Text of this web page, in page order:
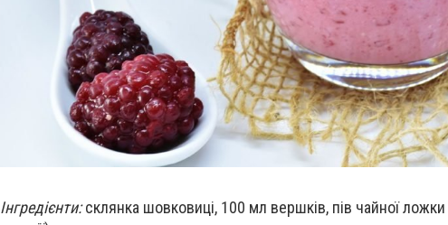
Інгредієнти:склянка шовковиці, 100 мл вершків, пів чайної